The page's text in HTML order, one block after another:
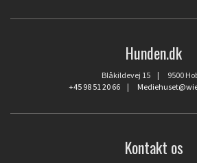
Hunden.dk
Blåkildevej 15 | 9500
+45 98 51 20 66|
Kontakt os